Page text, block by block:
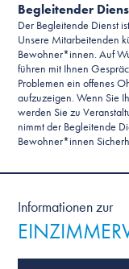
Begleitender
Der Begleitende Dienst
Unsere Mitarbeitenden
Bewohner*innen. Auf
führen mit Ihnen
Problemen ein offenes
aufzuzeigen. Wenn Sie
werden Sie zu
nimmt der Begleitende
Bewohner*innen
Informationen zur